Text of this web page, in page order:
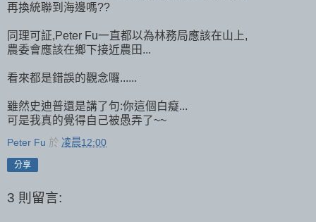
再換統聯到海邊嗎??
同理可証,Peter Fu一直都以為林務局應該在山上,
農委會應該在鄉下接近農田...
看來都是錯誤的觀念囉......
雖然史迪普還是講了句:你這個白癡...
可是我真的覺得自己被愚弄了~~
Peter Fu 於 凌晨12:00
分享
3 則留言: